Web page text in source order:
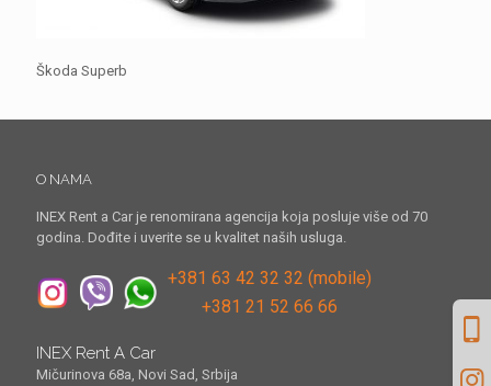
Škoda Superb
O NAMA
INEX Rent a Car je renomirana agencija koja posluje više od 70
godina. Dođite i uverite se u kvalitet naših usluga.
+381 63 42 32 32 (mobile)
+381 21 52 66 66
INEX Rent A Car
Mičurinova 68a, Novi Sad, Srbija